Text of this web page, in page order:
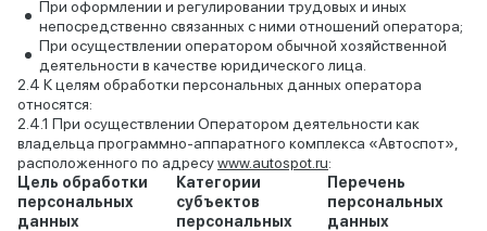
При оформлении и регулировании трудовых и иных
непосредственно связанных с ними отношений оператора;
При осуществлении оператором обычной хозяйственной
деятельности в качестве юридического лица.
К целям обработки персональных данных оператора
относятся:
При осуществлении Оператором деятельности как
владельца программно-аппаратного комплекса «Автоспот»,
расположенного по адресуwww.autospot.ru:
Цель обработки
персональных
данных
Категории
субъектов
персональных
Перечень
персональных
данных